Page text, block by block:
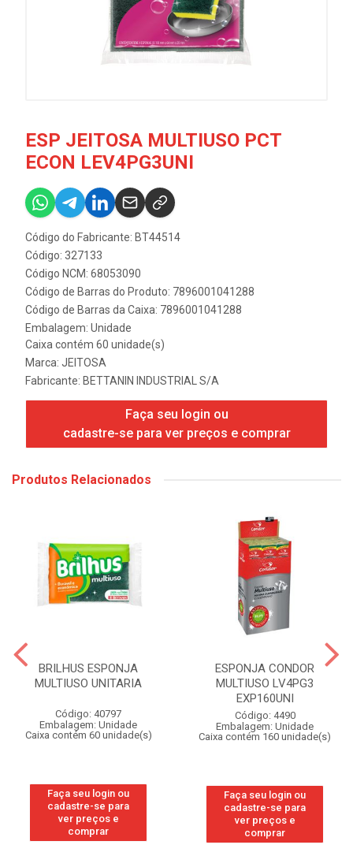
ESP JEITOSA MULTIUSO PCT
ECON LEV4PG3UNI
Código do Fabricante: BT44514
Código: 327133
Código NCM: 68053090
Código de Barras do Produto: 7896001041288
Código de Barras da Caixa: 7896001041288
Embalagem: Unidade
Caixa contém 60 unidade(s)
Marca: JEITOSA
Fabricante: BETTANIN INDUSTRIAL S/A
Faça seu login ou
cadastre-se para ver preços e comprar
Produtos Relacionados
BRILHUS ESPONJA
MULTIUSO UNITARIA
Código: 40797
Embalagem: Unidade
Caixa contém 60 unidade(s)
Faça seu login ou
cadastre-se para
ver preços e
comprar
ESPONJA CONDOR
MULTIUSO LV4PG3
EXP160UNI
Código: 4490
Embalagem: Unidade
Caixa contém 160 unidade(s)
Faça seu login ou
cadastre-se para
ver preços e
comprar